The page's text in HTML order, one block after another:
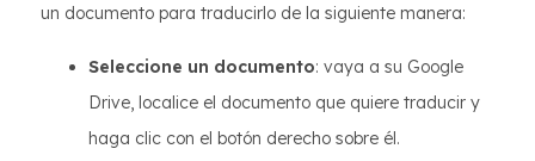
un documento para traducirlo de la siguiente manera:
Seleccione un documento: vaya a su Google
Drive, localice el documento que quiere traducir y
haga clic con el botón derecho sobre él.